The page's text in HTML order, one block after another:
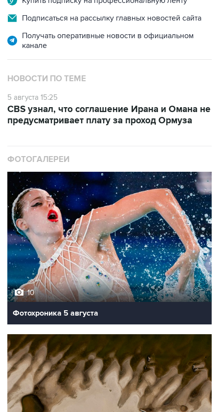
Подписаться на рассылку главных новостей сайта
Получать оперативные новости в официальном
канале
НОВОСТИ ПО ТЕМЕ
5 августа 15:25
CBS узнал, что соглашение Ирана и Омана не
предусматривает плату за проход Ормуза
ФОТОГАЛЕРЕИ
10
Фотохроника 5 августа